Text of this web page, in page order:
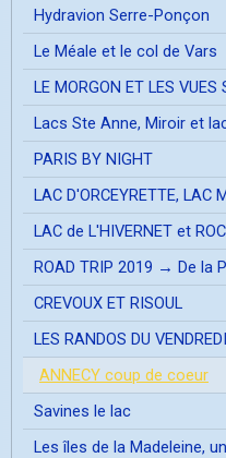
Hydravion Serre-Ponçon
Le Méale et le col de Vars
LE MORGON ET LES VUES
Lacs Ste Anne, Miroir et
PARIS BY NIGHT
LAC D'ORCEYRETTE, LAC
LAC de L'HIVERNET et
ROAD TRIP 2019 → De la
CREVOUX ET RISOUL
LES RANDOS DU
ANNECY coup de coeur
Savines le lac
Les îles de la Madeleine,